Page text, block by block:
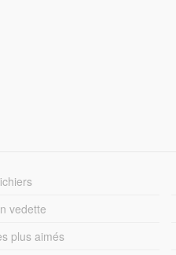
vedette
plus aimés